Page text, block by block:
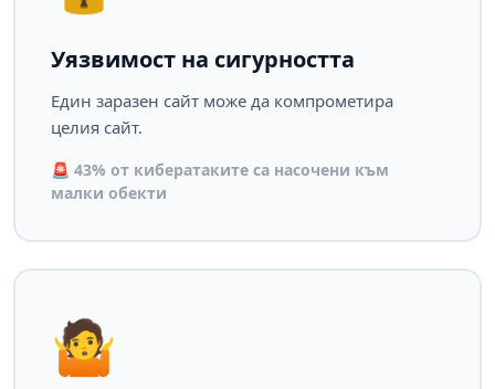
Уязвимост на сигурността
Един заразен сайт може да компрометира
целия сайт.
🚨 43% от кибератаките са насочени към
малки обекти
🤷